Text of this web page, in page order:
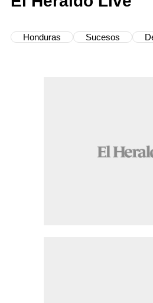
Honduras Sucesos